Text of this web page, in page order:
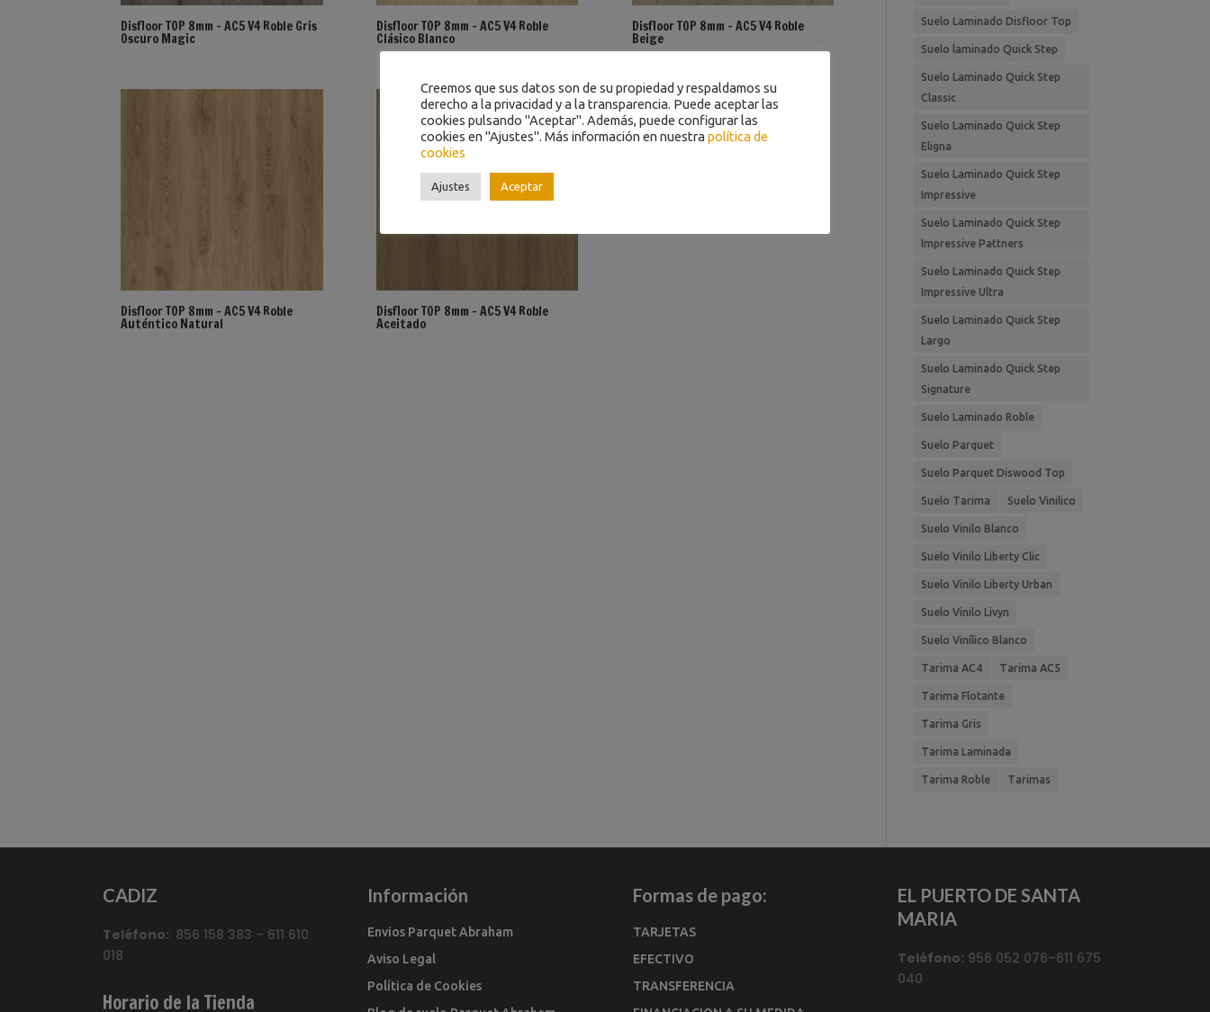
Disfloor TOP 8mm – AC5 V4 Roble Gris
Oscuro Magic
Disfloor TOP 8mm – AC5 V4 Roble
Clásico Blanco
Disfloor TOP 8mm – AC5 V4 Roble
Beige
Disfloor TOP 8mm – AC5 V4 Roble
Auténtico Natural
Disfloor TOP 8mm – AC5 V4 Roble
Aceitado
Suelo Laminado Disfloor Top
Suelo laminado Quick Step
Suelo Laminado Quick Step
Classic
Suelo Laminado Quick Step
Eligna
Suelo Laminado Quick Step
Impressive
Suelo Laminado Quick Step
Impressive Pattners
Suelo Laminado Quick Step
Impressive Ultra
Suelo Laminado Quick Step
Largo
Suelo Laminado Quick Step
Signature
Suelo Laminado Roble
Suelo Parquet
Suelo Parquet Diswood Top
Suelo Tarima Suelo Vinilico
Suelo Vinilo Blanco
Suelo Vinilo Liberty Clic
Suelo Vinilo Liberty Urban
Suelo Vinilo Livyn
Suelo Vinílico Blanco
Tarima AC4 Tarima AC5
Tarima Flotante
Tarima Gris
Tarima Laminada
Tarima Roble Tarimas
CADIZ
Teléfono: 856 158 383 – 611 610
018
Horario de la Tienda
Información
Envios Parquet Abraham
Aviso Legal
Política de Cookies
Formas de pago:
TARJETAS
EFECTIVO
TRANSFERENCIA
EL PUERTO DE SANTA
MARIA
Teléfono: 956 052 076–611 675
040
Creemos que sus datos son de su propiedad y respaldamos su
derecho a la privacidad y a la transparencia. Puede aceptar las
cookies pulsando "Aceptar". Además, puede configurar las
cookies en "Ajustes". Más información en nuestra política de
cookies
Ajustes Aceptar